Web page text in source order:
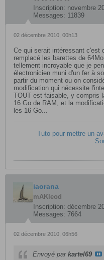
Inscription: novembre
Messages: 11839
02 décembre 2010, 00h13
Ce qui serait intéressant c'est
remplacé les barettes de
tellement incroyable que je
électronicien muni d'un fer à
partir du moment ou on
modification qui nécessite
TOUT est faisable, y compris
16 Go de RAM, et la
les 16 Go...
Tuto pour mettre un
iaorana
mAKleod
Inscription: décembre
Messages: 7664
02 décembre 2010, 06h56
Envoyé par kartel69